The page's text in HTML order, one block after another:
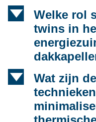
d
Welke rol
twins in
d
Wat zijn